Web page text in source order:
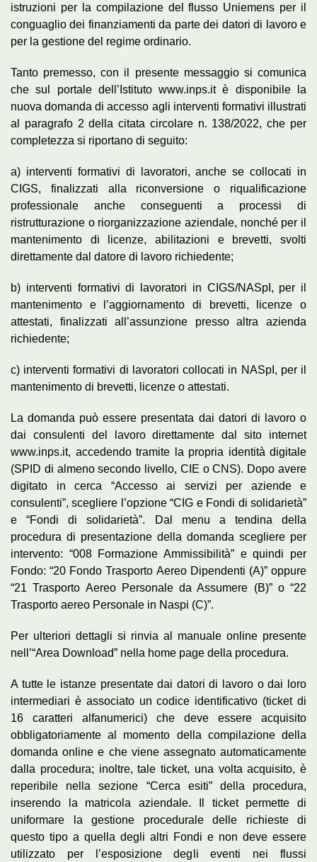
istruzioni per la compilazione del flusso Uniemens per il
conguaglio dei finanziamenti da parte dei datori di lavoro e
per la gestione del regime ordinario.
Tanto premesso, con il presente messaggio si comunica
che sul portale dell’Istituto www.inps.it è disponibile la
nuova domanda di accesso agli interventi formativi illustrati
al paragrafo 2 della citata circolare n. 138/2022, che per
completezza si riportano di seguito:
a) interventi formativi di lavoratori, anche se collocati in
CIGS, finalizzati alla riconversione o riqualificazione
professionale anche conseguenti a processi di
ristrutturazione o riorganizzazione aziendale, nonché per il
mantenimento di licenze, abilitazioni e brevetti, svolti
direttamente dal datore di lavoro richiedente;
b) interventi formativi di lavoratori in CIGS/NASpI, per il
mantenimento e l’aggiornamento di brevetti, licenze o
attestati, finalizzati all’assunzione presso altra azienda
richiedente;
c) interventi formativi di lavoratori collocati in NASpI, per il
mantenimento di brevetti, licenze o attestati.
La domanda può essere presentata dai datori di lavoro o
dai consulenti del lavoro direttamente dal sito internet
www.inps.it, accedendo tramite la propria identità digitale
(SPID di almeno secondo livello, CIE o CNS). Dopo avere
digitato in cerca “Accesso ai servizi per aziende e
consulenti”, scegliere l’opzione “CIG e Fondi di solidarietà”
e “Fondi di solidarietà”. Dal menu a tendina della
procedura di presentazione della domanda scegliere per
intervento: “008 Formazione Ammissibilità” e quindi per
Fondo: “20 Fondo Trasporto Aereo Dipendenti (A)” oppure
“21 Trasporto Aereo Personale da Assumere (B)” o “22
Trasporto aereo Personale in Naspi (C)”.
Per ulteriori dettagli si rinvia al manuale online presente
nell’“Area Download” nella home page della procedura.
A tutte le istanze presentate dai datori di lavoro o dai loro
intermediari è associato un codice identificativo (ticket di
16 caratteri alfanumerici) che deve essere acquisito
obbligatoriamente al momento della compilazione della
domanda online e che viene assegnato automaticamente
dalla procedura; inoltre, tale ticket, una volta acquisito, è
reperibile nella sezione “Cerca esiti” della procedura,
inserendo la matricola aziendale. Il ticket permette di
uniformare la gestione procedurale delle richieste di
questo tipo a quella degli altri Fondi e non deve essere
utilizzato per l’esposizione degli eventi nei flussi